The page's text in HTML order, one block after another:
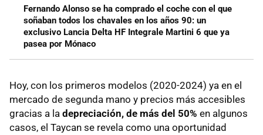
Fernando Alonso se ha comprado el coche con el que
soñaban todos los chavales en los años 90: un
exclusivo Lancia Delta HF Integrale Martini 6 que ya
pasea por Mónaco
Hoy, con los primeros modelos (2020-2024) ya en el
mercado de segunda mano y precios más accesibles
gracias a la depreciación, de más del 50% en algunos
casos, el Taycan se revela como una oportunidad